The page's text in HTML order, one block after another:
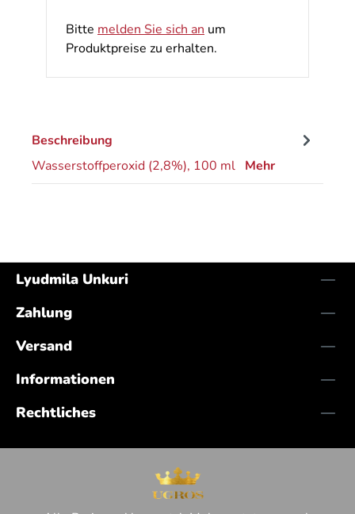
Bitte melden Sie sich an um
Produktpreise zu erhalten.
Beschreibung
Wasserstoffperoxid (2,8%), 100 ml Mehr
Lyudmila Unkuri
Zahlung
Versand
Informationen
Rechtliches